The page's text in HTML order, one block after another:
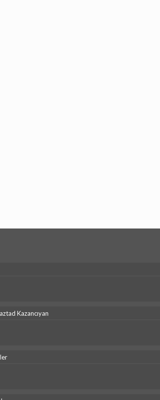
Kazancıyan